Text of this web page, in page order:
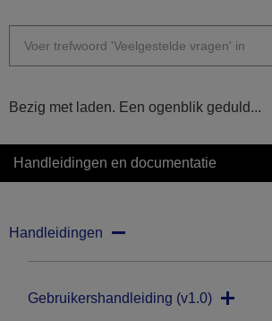
Bezig met laden. Een ogenblik geduld...
Handleidingen en documentatie
Handleidingen
Gebruikershandleiding (v1.0)